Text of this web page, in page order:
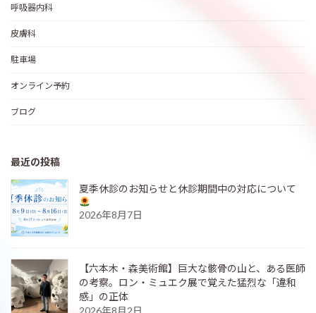
呼吸器内科
皮膚科
駐車場
オンライン予約
ブログ
最近の投稿
夏季休診のお知らせと休診期間中の対応について
2026年8月7日
【六本木・森美術館】巨大な骸骨の山と、ある医師
の考察。ロン・ミュエク展で覚えた猛烈な「違和
感」の正体